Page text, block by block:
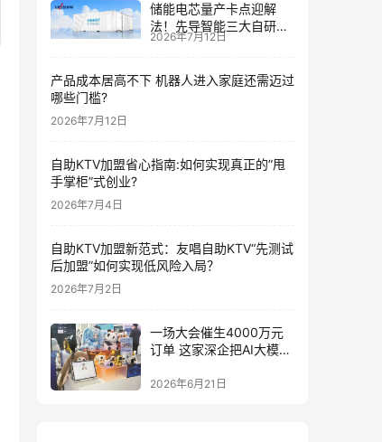
储能电芯量产卡点迎解
法！先导智能三大自研技
术攻克大尺寸制芯难题
2026年7月12日
产品成本居高不下 机器人进入家庭还需迈过
哪些门槛?
2026年7月12日
自助KTV加盟省心指南:如何实现真正的”甩
手掌柜”式创业?
2026年7月4日
自助KTV加盟新范式：友唱自助KTV“先测试
后加盟”如何实现低风险入局？
2026年7月2日
一场大会催生4000万元
订单 这家深企把AI大模型
2026年6月21日